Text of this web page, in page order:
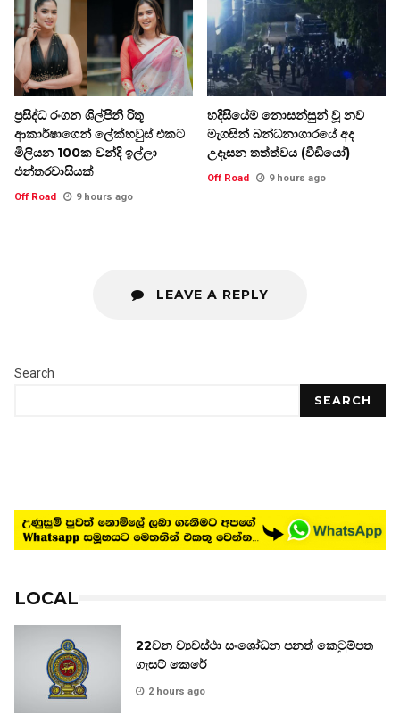
ප්‍රසිද්ධ රංගන ශිල්පිනී රිතූ
ආකාර්ෂාගෙන් ලේක්හවුස් එකට
මිලියන 100ක වන්දි ඉල්ලා
එන්තරවාසියක්
Off Road 9 hours ago
හදිසියේම නොසන්සුන් වූ නව
මැගසින් බන්ධනාගාරයේ අද
උදෑසන තත්ත්වය (වීඩියෝ)
Off Road 9 hours ago
LEAVE A REPLY
Search
SEARCH
LOCAL
22වන ව්‍යවස්ථා සංශෝධන පනත් කෙටුම්පත
ගැසට් කෙරේ
2 hours ago